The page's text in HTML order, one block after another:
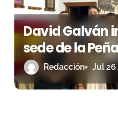
David Galván
sede de la
Aguardiente de
Redacción Jul